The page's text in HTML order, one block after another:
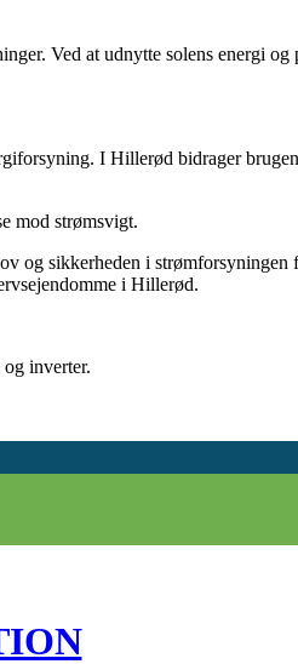
Ved at udnytte solens energi og
I Hillerød bidrager
mod strømsvigt.
og sikkerheden i
i Hillerød.
inverter.